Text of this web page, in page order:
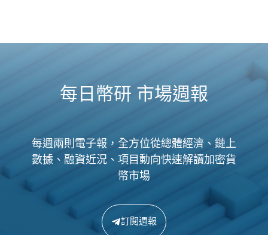
每日幣研 市場週報
每週兩則電子報，全方位從總體經濟、鏈上
數據、融資近況、項目動向快速解讀加密貨
幣市場
訂閱週報